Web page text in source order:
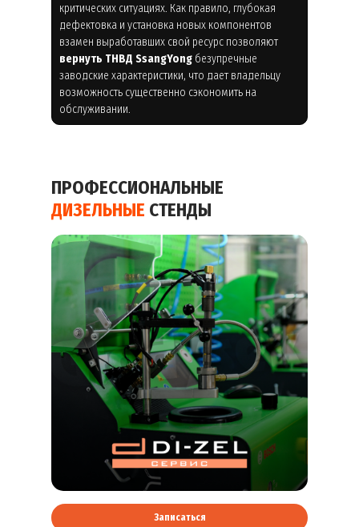
критических ситуациях. Как правило, глубокая
дефектовка и установка новых компонентов
взамен выработавших свой ресурс позволяют
вернуть ТНВД SsangYong безупречные
заводские характеристики, что дает владельцу
возможность существенно сэкономить на
обслуживании.
ПРОФЕССИОНАЛЬНЫЕ
ДИЗЕЛЬНЫЕ СТЕНДЫ
Записаться